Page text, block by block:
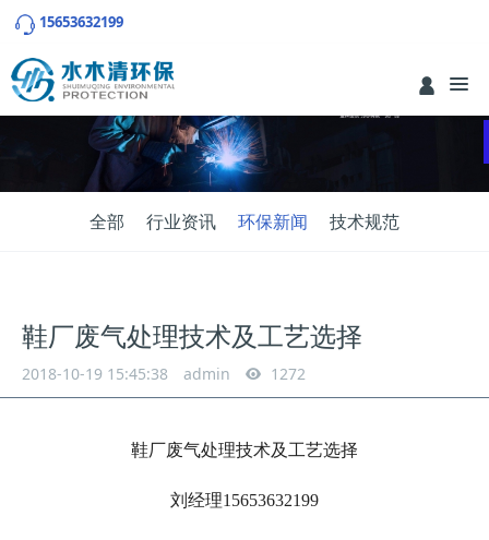
15653632199
全部 行业资讯 环保新闻 技术规范
鞋厂废气处理技术及工艺选择
2018-10-19 15:45:38 admin 1272
鞋厂废气处理技术及工艺选择
刘经理15653632199